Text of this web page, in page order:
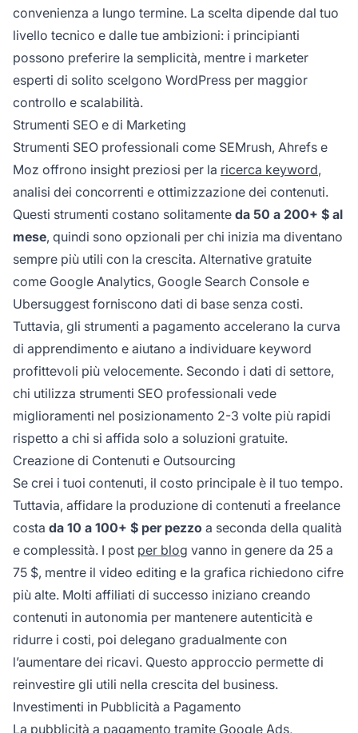
convenienza a lungo termine. La scelta dipende dal tuo
livello tecnico e dalle tue ambizioni: i principianti
possono preferire la semplicità, mentre i marketer
esperti di solito scelgono WordPress per maggior
controllo e scalabilità.
Strumenti SEO e di Marketing
Strumenti SEO professionali come SEMrush, Ahrefs e
Moz offrono insight preziosi per la ricerca keyword,
analisi dei concorrenti e ottimizzazione dei contenuti.
Questi strumenti costano solitamente da 50 a 200+ $ al
mese, quindi sono opzionali per chi inizia ma diventano
sempre più utili con la crescita. Alternative gratuite
come Google Analytics, Google Search Console e
Ubersuggest forniscono dati di base senza costi.
Tuttavia, gli strumenti a pagamento accelerano la curva
di apprendimento e aiutano a individuare keyword
profittevoli più velocemente. Secondo i dati di settore,
chi utilizza strumenti SEO professionali vede
miglioramenti nel posizionamento 2-3 volte più rapidi
rispetto a chi si affida solo a soluzioni gratuite.
Creazione di Contenuti e Outsourcing
Se crei i tuoi contenuti, il costo principale è il tuo tempo.
Tuttavia, affidare la produzione di contenuti a freelance
costa da 10 a 100+ $ per pezzo a seconda della qualità
e complessità. I post per blog vanno in genere da 25 a
75 $, mentre il video editing e la grafica richiedono cifre
più alte. Molti affiliati di successo iniziano creando
contenuti in autonomia per mantenere autenticità e
ridurre i costi, poi delegano gradualmente con
l’aumentare dei ricavi. Questo approccio permette di
reinvestire gli utili nella crescita del business.
Investimenti in Pubblicità a Pagamento
La pubblicità a pagamento tramite Google Ads,